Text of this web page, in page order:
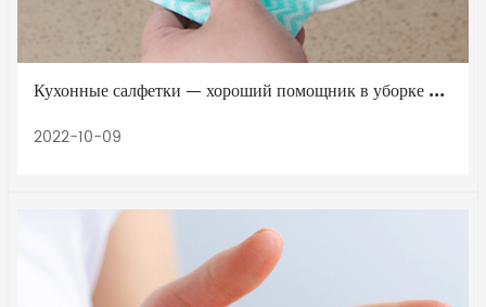
Кухонные салфетки — хороший помощник в уборке кухни
2022-10-09